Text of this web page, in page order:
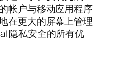
帐户与移动应用程序
在更大的屏幕上管理
隐私安全的所有优